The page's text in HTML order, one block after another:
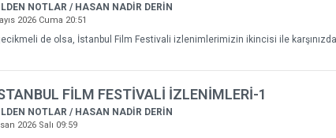
NOTLAR / HASAN NADİR DERİN
2026 Cuma 20:51
de olsa, İstanbul Film Festivali izlenimlerimizin ikincisi ile
FİLM FESTİVALİ İZLENİMLERİ-1
NOTLAR / HASAN NADİR DERİN
2026 Salı 09:59